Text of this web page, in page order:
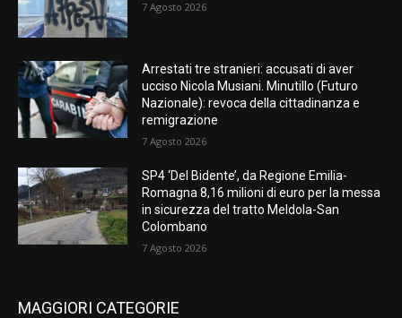
7 Agosto 2026
Arrestati tre stranieri: accusati di aver
ucciso Nicola Musiani. Minutillo (Futuro
Nazionale): revoca della cittadinanza e
remigrazione
7 Agosto 2026
SP4 ‘Del Bidente’, da Regione Emilia-
Romagna 8,16 milioni di euro per la messa
in sicurezza del tratto Meldola-San
Colombano
7 Agosto 2026
MAGGIORI CATEGORIE